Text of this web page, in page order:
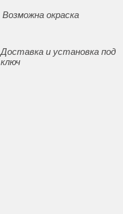
Возможна окраска
Доставка и установка под
ключ